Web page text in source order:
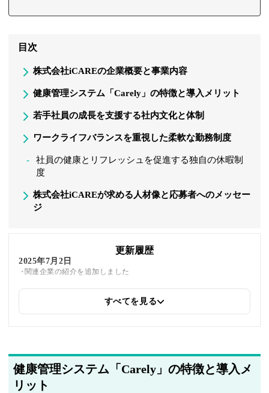
目次
株式会社iCAREの企業概要と事業内容
健康管理システム「Carely」の特徴と導入メリット
若手社員の成長を支援する社内文化と体制
ワークライフバランスを重視した柔軟な勤務制度
社員の健康とリフレッシュを促進する独自の休暇制
度
株式会社iCAREが求める人材像と応募者へのメッセー
ジ
更新履歴
2025年7月2日
関連企業の紹介を追加しました
筆者情報を更新しました
すべてを見る
健康管理システム「Carely」の特徴と導入メ
リット